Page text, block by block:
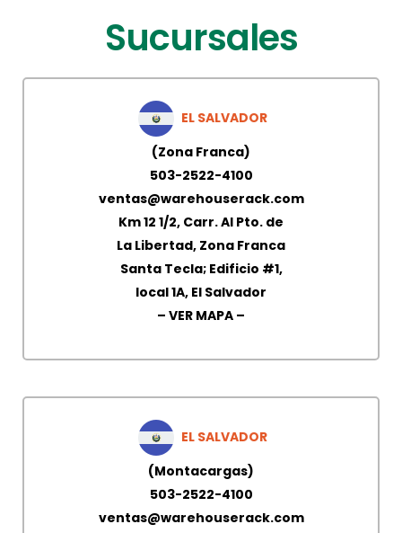
Sucursales
EL SALVADOR
(Zona Franca)
503-2522-4100
ventas@warehouserack.com
Km 12 1/2, Carr. Al Pto. de
La Libertad, Zona Franca
Santa Tecla; Edificio #1,
local 1A, EI Salvador
– VER MAPA –
EL SALVADOR
(Montacargas)
503-2522-4100
ventas@warehouserack.com